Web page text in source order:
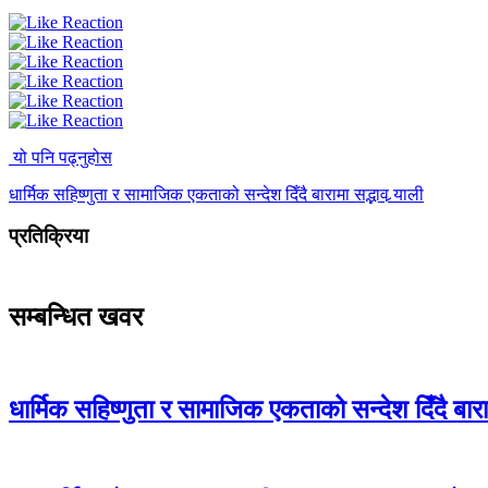
यो पनि पढ्नुहोस
धार्मिक सहिष्णुता र सामाजिक एकताको सन्देश दिँदै बारामा सद्भाव र्‍याली
प्रतिक्रिया
सम्बन्धित खवर
धार्मिक सहिष्णुता र सामाजिक एकताको सन्देश दिँदै